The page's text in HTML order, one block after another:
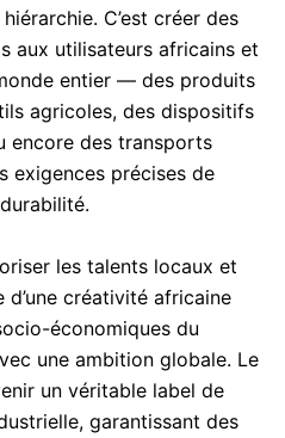
C’est créer des
aux utilisateurs africains et
entier — des produits
agricoles, des dispositifs
encore des transports
exigences précises de
les talents locaux et
d’une créativité africaine
économiques du
une ambition globale. Le
un véritable label de
garantissant des